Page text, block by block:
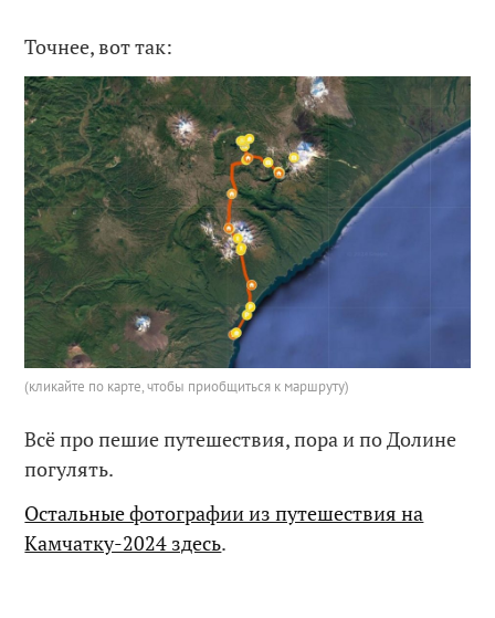
Точнее, вот так:
(кликайте по карте, чтобы приобщиться к маршруту)
Всё про пешие путешествия, пора и по Долине
погулять.
Остальные фотографии из путешествия на
Камчатку-2024 здесь.